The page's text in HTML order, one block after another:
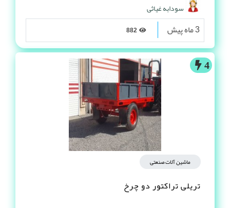
سودابه غیاثی
3 ماه پیش
4
ماشین آلات صنعتی
تریلی تراکتور دو چرخ